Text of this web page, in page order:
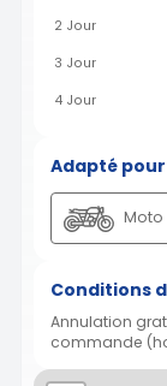
2 Jour
3 Jour
4 Jour
Adapté pour
Moto
Conditions
Annulation
commande